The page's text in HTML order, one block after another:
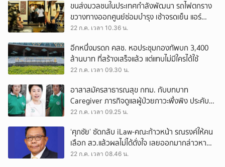
ขนส่งมวลชนในประเทศกำลังพัฒนา รถไฟตกราง
ขวางทางออกศูนย์ซ่อมบำรุง เช้าจรดเย็น แอร์
พอร์ตลิงก์ยังวิ่งได้ขบวนเดียว ชั่วโมงละคันเหมือน
22 ก.ค. เวลา 10.36 น.
อีกหนึ่งมรดก คสช. หอประชุมกองทัพบก 3,400
ล้านบาท ที่สร้างเสร็จแล้ว แต่แทบไม่มีใครได้ใช้
22 ก.ค. เวลา 09.30 น.
อาสาสมัครสาธารณสุข กทม. กับบทบาท
Caregiver ภารกิจดูแลผู้ป่วยภาวะพึ่งพิง ประคับ
ประคองชุมชนเล็กในเมืองใหญ่
22 ก.ค. เวลา 09.25 น.
‘ศุภชัย’ ซัดกลับ iLaw-คณะก้าวหน้า รณรงค์ให้คน
เลือก สว.แล้วผลไม่ได้ดั่งใจ เลยออกมากล่าวหา
ภูมิใจไทยว่าฮั้ว
22 ก.ค. เวลา 08.46 น.